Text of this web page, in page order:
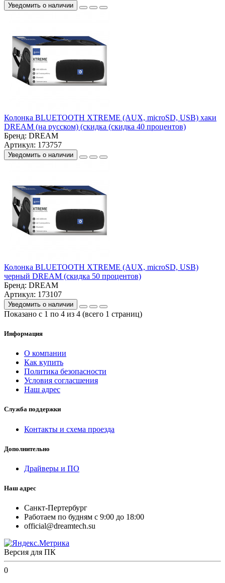
Уведомить о наличии
Колонка BLUETOOTH XTREME (AUX, microSD, USB) хаки
DREAM (на русском) (скидка (скидка 40 процентов)
Бренд: DREAM
Артикул: 173757
Уведомить о наличии
Колонка BLUETOOTH XTREME (AUX, microSD, USB)
черный DREAM (скидка 50 процентов)
Бренд: DREAM
Артикул: 173107
Уведомить о наличии
Показано с 1 по 4 из 4 (всего 1 страниц)
Информация
О компании
Как купить
Политика безопасности
Условия согласшения
Наш адрес
Служба поддержки
Контакты и схема проезда
Дополнительно
Драйверы и ПО
Наш адрес
Санкт-Пертербург
Работаем по будням с 9:00 до 18:00
official@dreamtech.su
Версия для ПК
0